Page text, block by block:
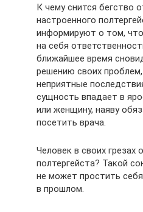
К чему снится бегство
настроенного
информируют о том,
на себя
ближайшее время
решению своих
неприятные
сущность впадает в
или женщину, наяву
посетить врача.
Человек в своих грезах
полтергейста? Такой
не может простить
в прошлом.